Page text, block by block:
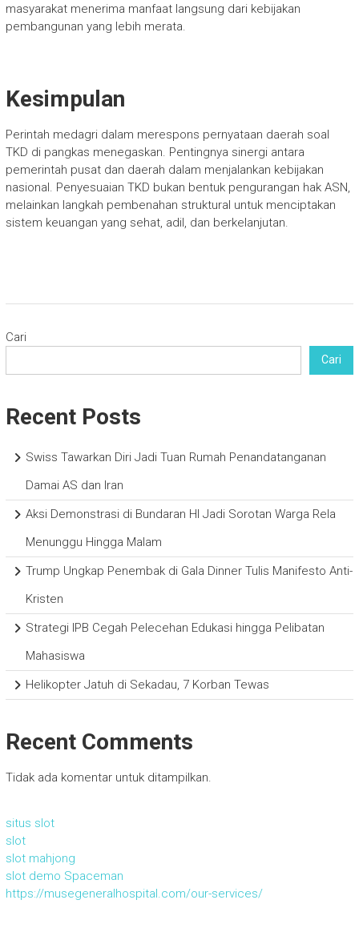
masyarakat menerima manfaat langsung dari kebijakan
pembangunan yang lebih merata.
Kesimpulan
Perintah medagri dalam merespons pernyataan daerah soal
TKD di pangkas menegaskan. Pentingnya sinergi antara
pemerintah pusat dan daerah dalam menjalankan kebijakan
nasional. Penyesuaian TKD bukan bentuk pengurangan hak ASN,
melainkan langkah pembenahan struktural untuk menciptakan
sistem keuangan yang sehat, adil, dan berkelanjutan.
Cari
Cari
Recent Posts
Swiss Tawarkan Diri Jadi Tuan Rumah Penandatanganan
Damai AS dan Iran
Aksi Demonstrasi di Bundaran HI Jadi Sorotan Warga Rela
Menunggu Hingga Malam
Trump Ungkap Penembak di Gala Dinner Tulis Manifesto Anti-
Kristen
Strategi IPB Cegah Pelecehan Edukasi hingga Pelibatan
Mahasiswa
Helikopter Jatuh di Sekadau, 7 Korban Tewas
Recent Comments
Tidak ada komentar untuk ditampilkan.
situs slot
slot
slot mahjong
slot demo Spaceman
https://musegeneralhospital.com/our-services/